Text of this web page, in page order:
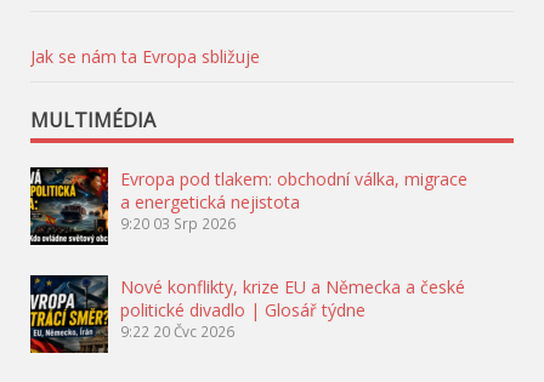
Jak se nám ta Evropa sbližuje
MULTIMÉDIA
Evropa pod tlakem: obchodní válka, migrace
a energetická nejistota
9:20 03 Srp 2026
Nové konflikty, krize EU a Německa a české
politické divadlo | Glosář týdne
9:22 20 Čvc 2026